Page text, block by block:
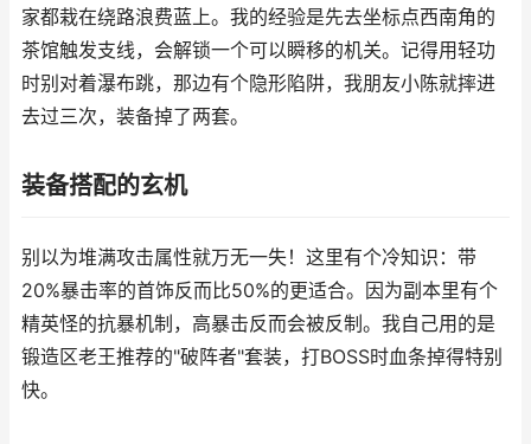
家都栽在绕路浪费蓝上。我的经验是先去坐标点西南角的
茶馆触发支线，会解锁一个可以瞬移的机关。记得用轻功
时别对着瀑布跳，那边有个隐形陷阱，我朋友小陈就摔进
去过三次，装备掉了两套。
装备搭配的玄机
别以为堆满攻击属性就万无一失！这里有个冷知识：带
20%暴击率的首饰反而比50%的更适合。因为副本里有个
精英怪的抗暴机制，高暴击反而会被反制。我自己用的是
锻造区老王推荐的"破阵者"套装，打BOSS时血条掉得特别
快。